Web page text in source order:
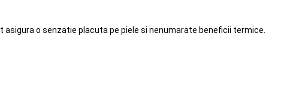
asigura o senzatie placuta pe piele si nenumarate beneficii termice.